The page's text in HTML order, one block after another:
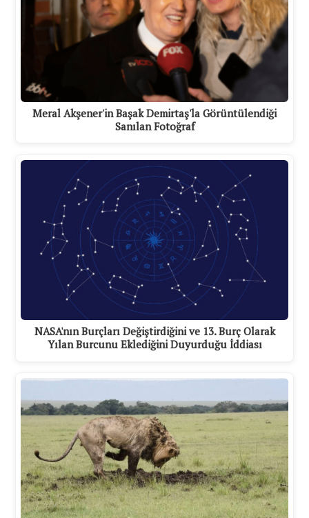
Meral Akşener'in Başak Demirtaş'la Görüntülendiği
Sanılan Fotoğraf
NASA'nın Burçları Değiştirdiğini ve 13. Burç Olarak
Yılan Burcunu Eklediğini Duyurduğu İddiası